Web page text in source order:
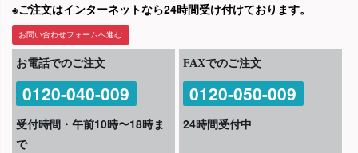
※ご注文はインターネットなら24時間受け付けております。
お問い合わせフォームへ進む
お電話でのご注文
0120-040-009
受付時間・午前10時〜18時ま
で
FAXでのご注文
0120-050-009
24時間受付中